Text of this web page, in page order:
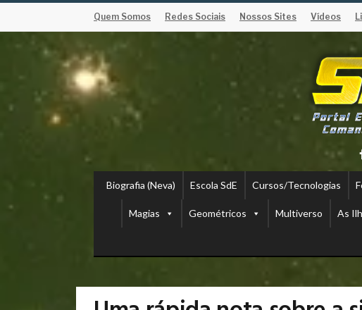
Quem Somos Redes Sociais Nossos Sites Vídeos
Biografia (Neva) Escola SdE Cursos/Tecnologias
Magias Geométricos Multiverso As